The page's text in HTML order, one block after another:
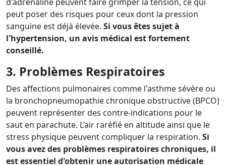
peut poser des risques pour ceux dont la pression
sanguine est déjà élevée. Si vous êtes sujet à
l'hypertension, un avis médical est fortement
conseillé.
3. Problèmes Respiratoires
Des affections pulmonaires comme l'asthme sévère ou
la bronchopneumopathie chronique obstructive (BPCO)
peuvent représenter des contre-indications pour le
saut en parachute. L’air raréfié en altitude ainsi que le
stress physique peuvent compliquer la respiration. Si
vous avez des problèmes respiratoires chroniques, il
est essentiel d'obtenir une autorisation médicale